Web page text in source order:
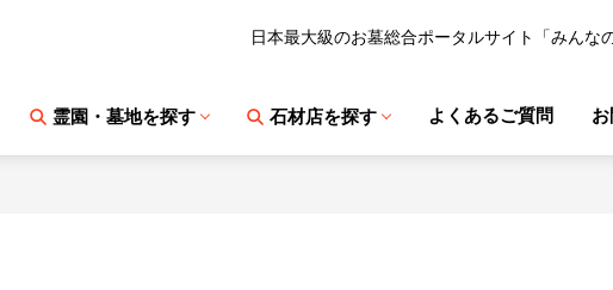
日本最大級のお墓総合ポータルサイト「みんな
霊園・墓地を探す 石材店を探す よくあるご質問